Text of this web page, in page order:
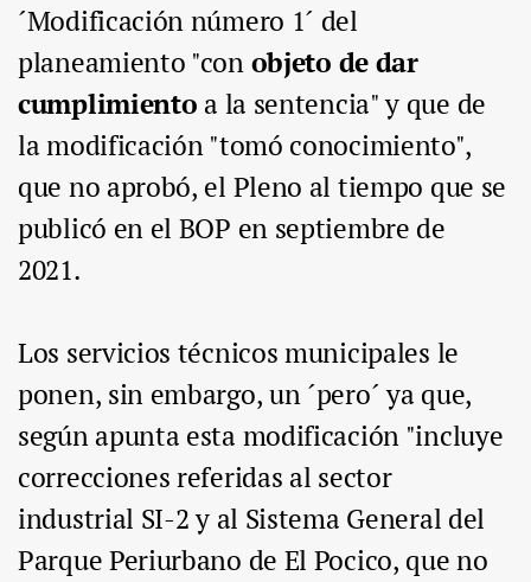
´Modificación número 1´ del
planeamiento "conobjeto de dar
cumplimiento a la sentencia" y que de
la modificación "tomó conocimiento",
que no aprobó, el Pleno al tiempo que se
publicó en el BOP en septiembre de
2021.
Los servicios técnicos municipales le
ponen, sin embargo, un ´pero´ ya que,
según apunta esta modificación "incluye
correcciones referidas al sector
industrial SI-2 y al Sistema General del
Parque Periurbano de El Pocico, que no